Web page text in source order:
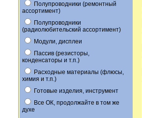
Полупроводники (ремонтный
ассортимент)
Полупроводники
(радиолюбительский ассортимент)
Модули, дисплеи
Пассив (резисторы,
конденсаторы и т.п.)
Расходные материалы (флюсы,
химия и т.п.)
Готовые изделия, инструмент
Все ОК, продолжайте в том же
духе